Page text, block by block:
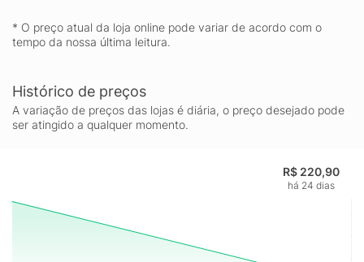
* O preço atual da loja online pode variar de acordo com o
tempo da nossa última leitura.
Histórico de preços
A variação de preços das lojas é diária, o preço desejado pode
ser atingido a qualquer momento.
R$ 220,90
há 24 dias